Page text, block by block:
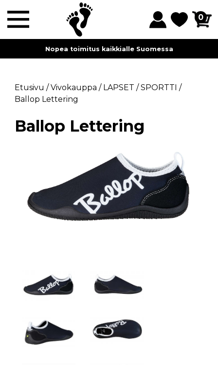
0
Nopea toimitus kaikkialle Suomessa
Etusivu /Vivokauppa / LAPSET /SPORTTI /
Ballop Lettering
Ballop Lettering